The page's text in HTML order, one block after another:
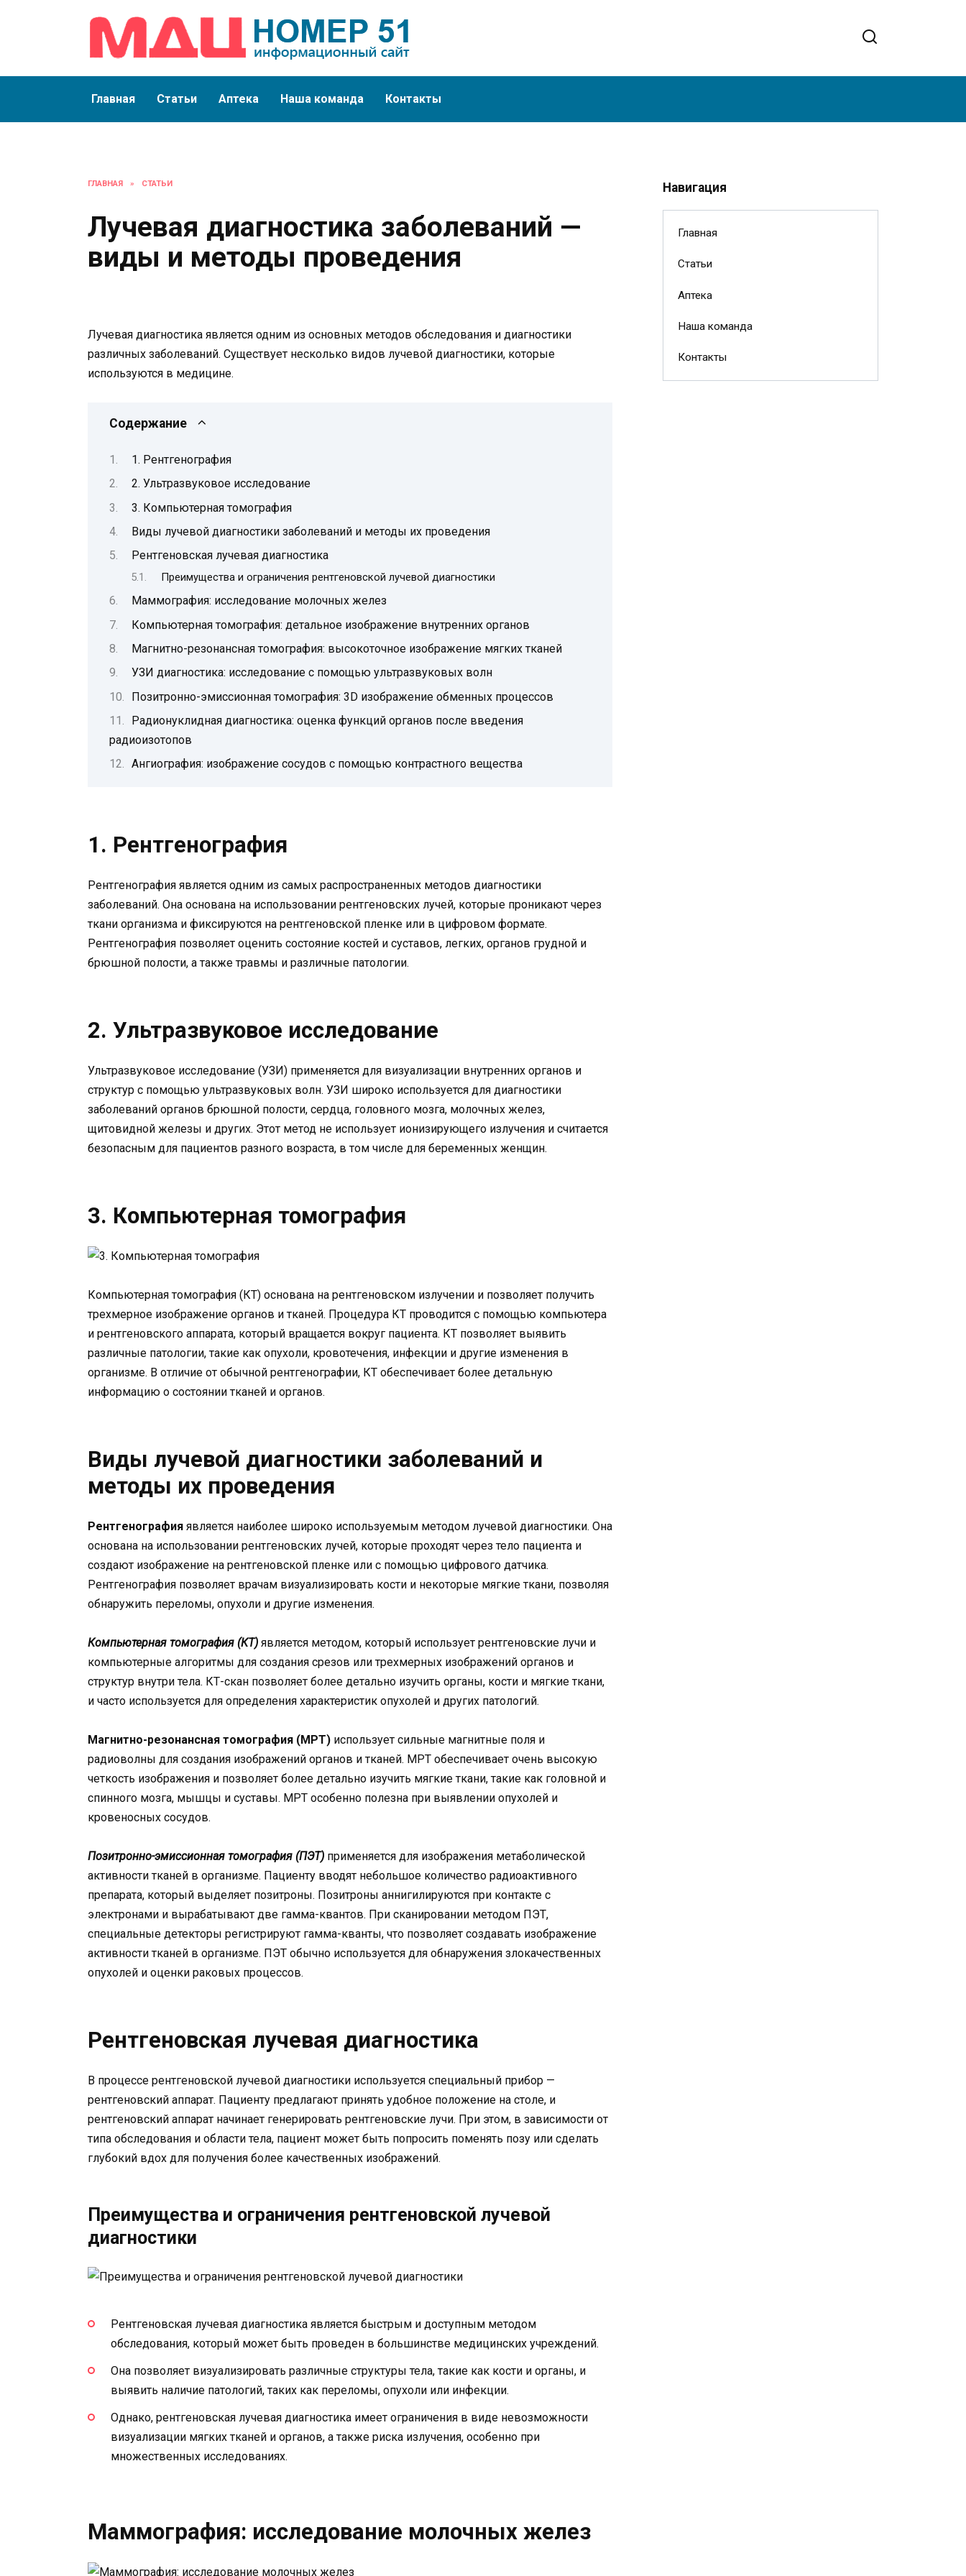
Главная Статьи Аптека Наша команда Контакты
ГЛАВНАЯ » СТАТЬИ
Лучевая диагностика заболеваний —
виды и методы проведения
Лучевая диагностика является одним из основных методов обследования и диагностики
различных заболеваний. Существует несколько видов лучевой диагностики, которые
используются в медицине.
Содержание
1. Рентгенография
2. Ультразвуковое исследование
3. Компьютерная томография
Виды лучевой диагностики заболеваний и методы их проведения
Рентгеновская лучевая диагностика
Преимущества и ограничения рентгеновской лучевой диагностики
Маммография: исследование молочных желез
Компьютерная томография: детальное изображение внутренних органов
Магнитно-резонансная томография: высокоточное изображение мягких тканей
УЗИ диагностика: исследование с помощью ультразвуковых волн
Позитронно-эмиссионная томография: 3D изображение обменных процессов
Радионуклидная диагностика: оценка функций органов после введения
радиоизотопов
Ангиография: изображение сосудов с помощью контрастного вещества
1. Рентгенография
Рентгенография является одним из самых распространенных методов диагностики
заболеваний. Она основана на использовании рентгеновских лучей, которые проникают через
ткани организма и фиксируются на рентгеновской пленке или в цифровом формате.
Рентгенография позволяет оценить состояние костей и суставов, легких, органов грудной и
брюшной полости, а также травмы и различные патологии.
2. Ультразвуковое исследование
Ультразвуковое исследование (УЗИ) применяется для визуализации внутренних органов и
структур с помощью ультразвуковых волн. УЗИ широко используется для диагностики
заболеваний органов брюшной полости, сердца, головного мозга, молочных желез,
щитовидной железы и других. Этот метод не использует ионизирующего излучения и считается
безопасным для пациентов разного возраста, в том числе для беременных женщин.
3. Компьютерная томография
Компьютерная томография (КТ) основана на рентгеновском излучении и позволяет получить
трехмерное изображение органов и тканей. Процедура КТ проводится с помощью компьютера
и рентгеновского аппарата, который вращается вокруг пациента. КТ позволяет выявить
различные патологии, такие как опухоли, кровотечения, инфекции и другие изменения в
организме. В отличие от обычной рентгенографии, КТ обеспечивает более детальную
информацию о состоянии тканей и органов.
Виды лучевой диагностики заболеваний и
методы их проведения
Рентгенография является наиболее широко используемым методом лучевой диагностики. Она
основана на использовании рентгеновских лучей, которые проходят через тело пациента и
создают изображение на рентгеновской пленке или с помощью цифрового датчика.
Рентгенография позволяет врачам визуализировать кости и некоторые мягкие ткани, позволяя
обнаружить переломы, опухоли и другие изменения.
Компьютерная томография (КТ) является методом, который использует рентгеновские лучи и
компьютерные алгоритмы для создания срезов или трехмерных изображений органов и
структур внутри тела. КТ-скан позволяет более детально изучить органы, кости и мягкие ткани,
и часто используется для определения характеристик опухолей и других патологий.
Магнитно-резонансная томография (МРТ) использует сильные магнитные поля и
радиоволны для создания изображений органов и тканей. МРТ обеспечивает очень высокую
четкость изображения и позволяет более детально изучить мягкие ткани, такие как головной и
спинного мозга, мышцы и суставы. МРТ особенно полезна при выявлении опухолей и
кровеносных сосудов.
Позитронно-эмиссионная томография (ПЭТ) применяется для изображения метаболической
активности тканей в организме. Пациенту вводят небольшое количество радиоактивного
препарата, который выделяет позитроны. Позитроны аннигилируются при контакте с
электронами и вырабатывают две гамма-квантов. При сканировании методом ПЭТ,
специальные детекторы регистрируют гамма-кванты, что позволяет создавать изображение
активности тканей в организме. ПЭТ обычно используется для обнаружения злокачественных
опухолей и оценки раковых процессов.
Рентгеновская лучевая диагностика
В процессе рентгеновской лучевой диагностики используется специальный прибор —
рентгеновский аппарат. Пациенту предлагают принять удобное положение на столе, и
рентгеновский аппарат начинает генерировать рентгеновские лучи. При этом, в зависимости от
типа обследования и области тела, пациент может быть попросить поменять позу или сделать
глубокий вдох для получения более качественных изображений.
Преимущества и ограничения рентгеновской лучевой
диагностики
Рентгеновская лучевая диагностика является быстрым и доступным методом
обследования, который может быть проведен в большинстве медицинских учреждений.
Она позволяет визуализировать различные структуры тела, такие как кости и органы, и
выявить наличие патологий, таких как переломы, опухоли или инфекции.
Однако, рентгеновская лучевая диагностика имеет ограничения в виде невозможности
визуализации мягких тканей и органов, а также риска излучения, особенно при
множественных исследованиях.
Маммография: исследование молочных желез
Навигация
Главная
Статьи
Аптека
Наша команда
Контакты